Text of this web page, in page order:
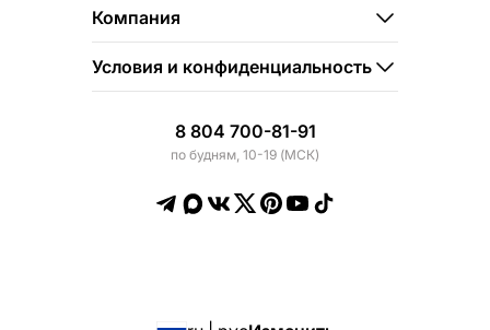
Компания
Условия и конфиденциальность
8 804 700-81-91
по будням, 10-19 (МСК)